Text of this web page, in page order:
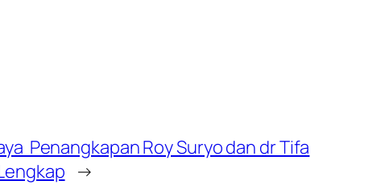
Penangkapan Roy Suryo dan dr Tifa
→